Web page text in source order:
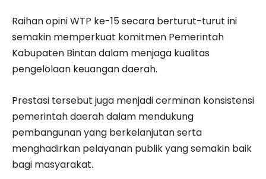
Raihan opini WTP ke-15 secara berturut-turut ini
semakin memperkuat komitmen Pemerintah
Kabupaten Bintan dalam menjaga kualitas
pengelolaan keuangan daerah.
Prestasi tersebut juga menjadi cerminan konsistensi
pemerintah daerah dalam mendukung
pembangunan yang berkelanjutan serta
menghadirkan pelayanan publik yang semakin baik
bagi masyarakat.